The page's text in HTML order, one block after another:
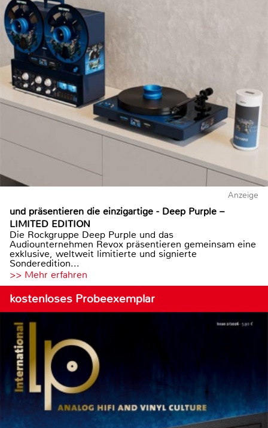
Anzeige
und präsentieren die einzigartige - Deep Purple –
LIMITED EDITION
Die Rockgruppe Deep Purple und das
Audiounternehmen Revox präsentieren gemeinsam eine
exklusive, weltweit limitierte und signierte
Sonderedition...
>> Mehr erfahren
kostenloses Probeexemplar